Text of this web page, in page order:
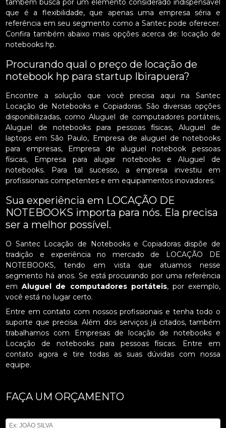
também busca por um elemento considerado indispensável
que é a flexibilidade, que apenas uma empresa séria e
referência em seu segmento como a Santec pode oferecer.
Confira também abaixo mais opções acerca de: locação de
notebooks hp.
Procurando qual o preço de locação de
notebook hp para startup Ibirapuera?
Encontre a solução que você precisa aqui na Santec
Locação de Notebooks e Copiadoras. São diversas opções
disponibilizadas, como Aluguel de computadores portáteis,
Aluguel de notebooks para pessoas físicas, Aluguel de
laptops em São Paulo, Empresa de aluguel de notebooks
para empresas, Empresa de aluguel notebook pessoas
físicas, Empresa para alugar notebooks e Aluguel de
notebooks. Para tal sucesso, a empresa investiu em
profissionais competentes e em equipamentos inovadores.
Sua experiência em LOCAÇÃO DE
NOTEBOOKS importa para nós. Ela precisa
ser a melhor possível.
O Santec Locação de Notebooks e Copiadoras dispõe de
tradição e experiência no mercado de LOCAÇÃO DE
NOTEBOOKS, tendo em vista que atuamos nesse
segmento há anos. Se está procurando por uma referência
emAluguel de computadores portáteis, por exemplo,
você está no lugar certo.
Entre em contato com nossos profissionais e tenha todo o
suporte que precisa. Além dos serviços já citados, também
trabalhamos com Empresas de locação de notebooks e
Locação de notebooks para pessoas físicas. Entre em
contato agora e tire todas as suas dúvidas com nossa
equipe.
FAÇA UM ORÇAMENTO